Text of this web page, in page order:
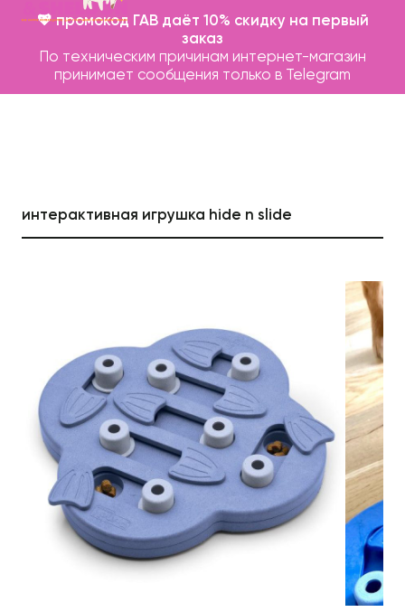
💖 промокод ГАВ даёт 10% скидку на первый
заказ
По техническим причинам интернет-магазин
принимает сообщения только в Telegram
интерактивная игрушка hide n slide
Контакты